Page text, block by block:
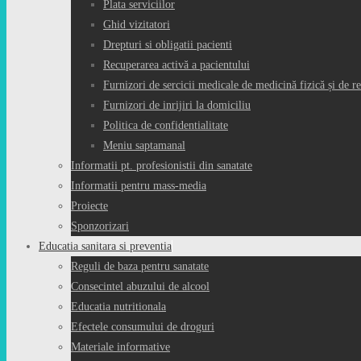
Plata serviciilor
Ghid vizitatori
Drepturi si obligatii pacienti
Recuperarea activă a pacientului
Furnizori de sercicii medicale de medicină fizică și de
Furnizori de inrijiri la domiciliu
Politica de confidentialitate
Meniu saptamanal
Informatii pt. profesionistii din sanatate
Informatii pentru mass-media
Proiecte
Sponzorizari
Educatia sanitara si preventia
Reguli de baza pentru sanatate
Consecintel abuzului de alcool
Educatia nutritionala
Efectele consumului de droguri
Materiale informative